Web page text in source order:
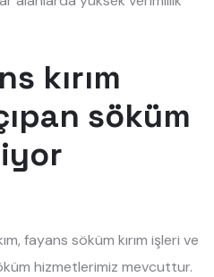
kırım
söküm
fayans söküm kırım işleri ve
hizmetlerimiz mevcuttur.